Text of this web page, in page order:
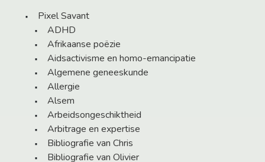
Pixel Savant
ADHD
Afrikaanse poëzie
Aidsactivisme en homo-emancipatie
Algemene geneeskunde
Allergie
Alsem
Arbeidsongeschiktheid
Arbitrage en expertise
Bibliografie van Chris
Bibliografie van Olivier